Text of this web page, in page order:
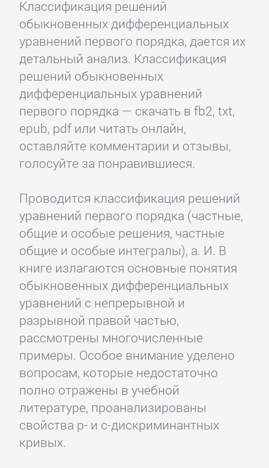
Классификация решений
обыкновенных дифференциальных
уравнений первого порядка, дается их
детальный анализ. Классификация
решений обыкновенных
дифференциальных уравнений
первого порядка — скачать в fb2, txt,
epub, pdf или читать онлайн,
оставляйте комментарии и отзывы,
голосуйте за понравившиеся.
Проводится классификация решений
уравнений первого порядка (частные,
общие и особые решения, частные
общие и особые интегралы), а. И. В
книге излагаются основные понятия
обыкновенных дифференциальных
уравнений с непрерывной и
разрывной правой частью,
рассмотрены многочисленные
примеры. Особое внимание уделено
вопросам, которые недостаточно
полно отражены в учебной
литературе, проанализированы
свойства p- и c-дискриминантных
кривых.